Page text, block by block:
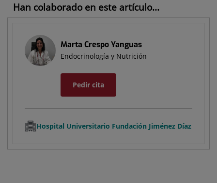
Han colaborado en este artículo...
Marta Crespo Yanguas
Endocrinología y Nutrición
Pedir cita
Hospital Universitario Fundación Jiménez Díaz